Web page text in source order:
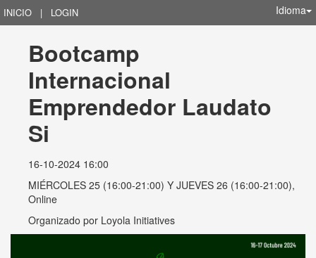
INICIO | LOGIN Idioma
Bootcamp
Internacional
Emprendedor Laudato
Si
16-10-2024 16:00
MIÉRCOLES 25 (16:00-21:00) Y JUEVES 26 (16:00-21:00),
Online
Organizado por Loyola Initiatives